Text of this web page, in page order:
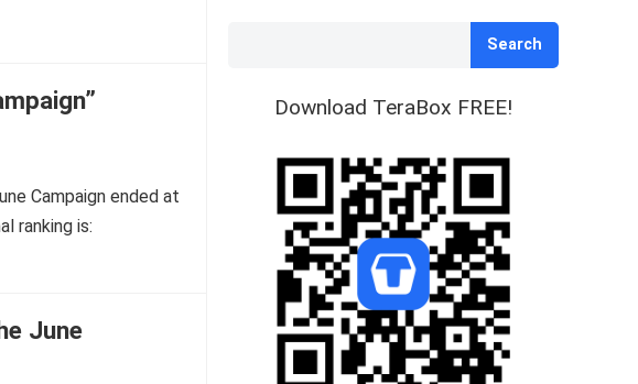
Campaign ended at
ranking is:
June
Search
Download TeraBox FREE!